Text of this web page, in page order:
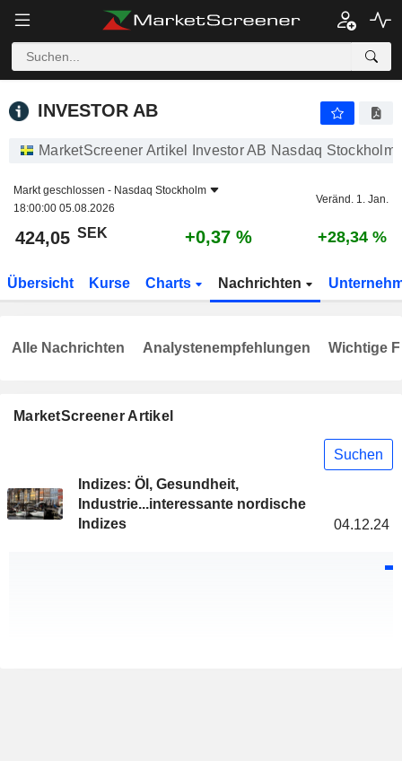
INVESTOR AB
INVESTOR AB
MarketScreener Artikel Investor AB Nasdaq Stockholm
Markt geschlossen - Nasdaq Stockholm
18:00:00 05.08.2026
Veränd. 1. Jan.
424,05 SEK +0,37 % +28,34 %
Übersicht Kurse Charts Nachrichten
MarketScreener Artikel
Suchen
Indizes: Öl, Gesundheit,
Industrie...interessante nordische
Indizes
04.12.24
Alle Nachrichten Analystenempfehlungen Wichtige